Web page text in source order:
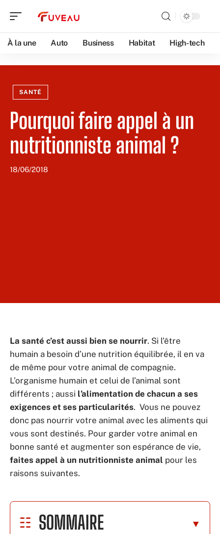
À la une Auto Business Habitat High-tech
SANTÉ
Pourquoi faire appel à un
nutritionniste animal ?
18/06/2018
La santé c’est aussi bien se nourrir. Si l’être
humain a besoin d’une nutrition équilibrée, il en va
de même pour votre animal de compagnie.
L’organisme humain et celui de l’animal sont
différents ; aussi l’alimentation de chacun a ses
exigences et ses particularités. Vous ne pouvez
donc pas nourrir votre animal avec les aliments qui
vous sont destinés. Pour garder votre animal en
bonne santé et augmenter son espérance de vie,
faites appel à un nutritionniste animal pour les
raisons suivantes.
SOMMAIRE